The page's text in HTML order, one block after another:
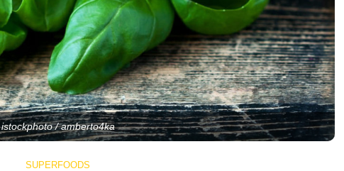
istockphoto / amberto4ka
SUPERFOODS